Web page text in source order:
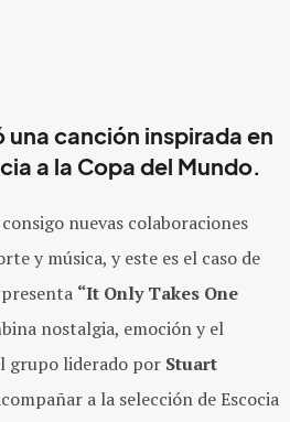
una canción inspirada en
a la Copa del Mundo.
nuevas colaboraciones
y música, y este es el caso de
“It Only Takes One
nostalgia, emoción y el
grupo liderado por Stuart
a la selección de Escocia